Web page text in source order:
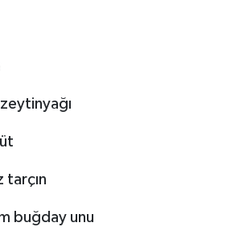
tarçın
buğday unu